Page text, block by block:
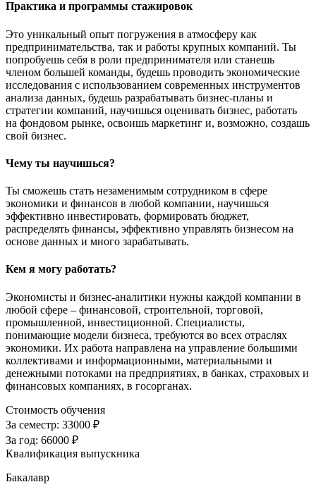
Практика и программы стажировок
Это уникальный опыт погружения в атмосферу как
предпринимательства, так и работы крупных компаний. Ты
попробуешь себя в роли предпринимателя или станешь
членом большей команды, будешь проводить экономические
исследования с использованием современных инструментов
анализа данных, будешь разрабатывать бизнес-планы и
стратегии компаний, научишься оценивать бизнес, работать
на фондовом рынке, освоишь маркетинг и, возможно, создашь
свой бизнес.
Чему ты научишься?
Ты сможешь стать незаменимым сотрудником в сфере
экономики и финансов в любой компании, научишься
эффективно инвестировать, формировать бюджет,
распределять финансы, эффективно управлять бизнесом на
основе данных и много зарабатывать.
Кем я могу работать?
Экономисты и бизнес-аналитики нужны каждой компании в
любой сфере – финансовой, строительной, торговой,
промышленной, инвестиционной. Специалисты,
понимающие модели бизнеса, требуются во всех отраслях
экономики. Их работа направлена на управление большими
коллективами и информационными, материальными и
денежными потоками на предприятиях, в банках, страховых и
финансовых компаниях, в госорганах.
Стоимость обучения
За семестр: 33000 ₽
За год: 66000 ₽
Квалификация выпускника
Бакалавр